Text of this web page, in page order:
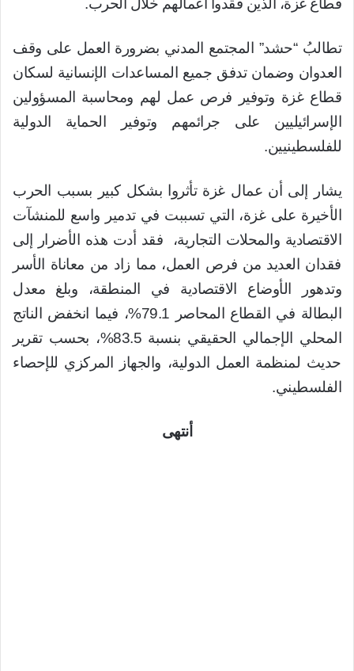
قطاع غزة، الذين فقدوا أعمالهم خلال الحرب.
تطالبُ “حشد” المجتمع المدني بضرورة العمل على وقف
العدوان وضمان تدفق جميع المساعدات الإنسانية لسكان
قطاع غزة وتوفير فرص عمل لهم ومحاسبة المسؤولين
الإسرائيليين على جرائمهم وتوفير الحماية الدولية
للفلسطينيين.
يشار إلى أن عمال غزة تأثروا بشكل كبير بسبب الحرب
الأخيرة على غزة، التي تسببت في تدمير واسع للمنشآت
الاقتصادية والمحلات التجارية، فقد أدت هذه الأضرار إلى
فقدان العديد من فرص العمل، مما زاد من معاناة الأسر
وتدهور الأوضاع الاقتصادية في المنطقة، وبلغ معدل
البطالة في القطاع المحاصر 79.1%، فيما انخفض الناتج
المحلي الإجمالي الحقيقي بنسبة 83.5%، بحسب تقرير
حديث لمنظمة العمل الدولية، والجهاز المركزي للإحصاء
الفلسطيني.
أنتهى